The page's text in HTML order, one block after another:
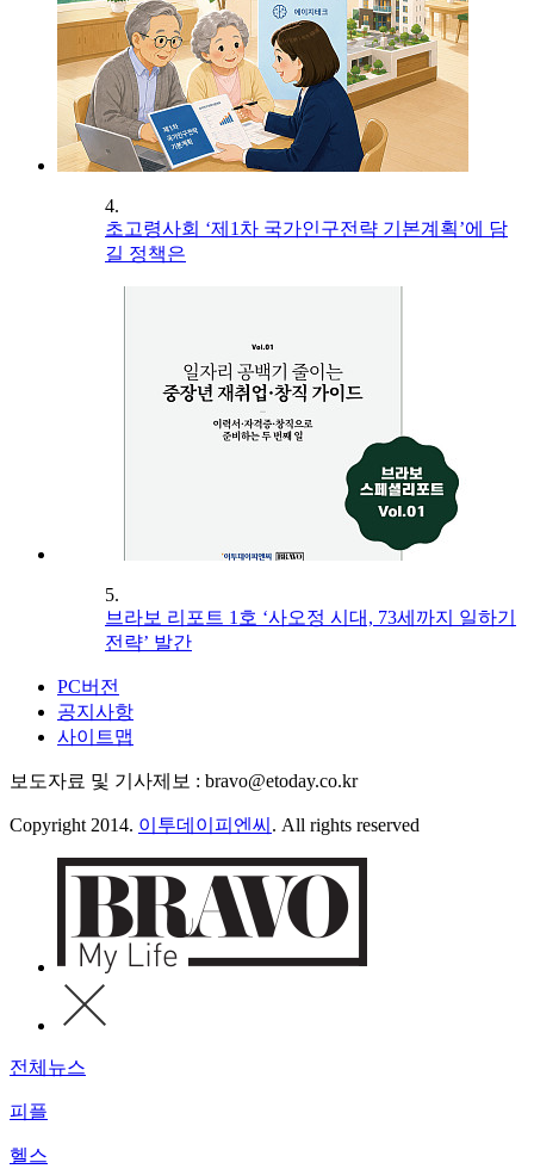
4.
초고령사회 ‘제1차 국가인구전략 기본계획’에 담
길 정책은
5.
브라보 리포트 1호 ‘사오정 시대, 73세까지 일하기
전략’ 발간
PC버전
공지사항
사이트맵
보도자료 및 기사제보 : bravo@etoday.co.kr
Copyright 2014. 이투데이피엔씨 . All rights reserved
전체뉴스
피플
헬스